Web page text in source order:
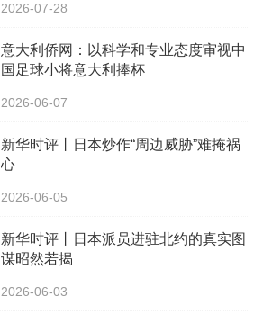
2026-07-28
意大利侨网：以科学和专业态度审视中
国足球小将意大利捧杯
2026-06-07
新华时评丨日本炒作“周边威胁”难掩祸
心
2026-06-05
新华时评丨日本派员进驻北约的真实图
谋昭然若揭
2026-06-03